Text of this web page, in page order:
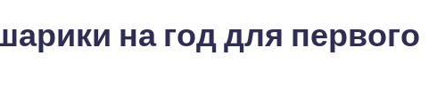
на год для первого